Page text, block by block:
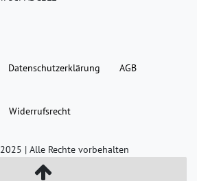
Daten­schutz­erklärung AGB
Widerrufs­recht
| Alle Rechte vorbehalten